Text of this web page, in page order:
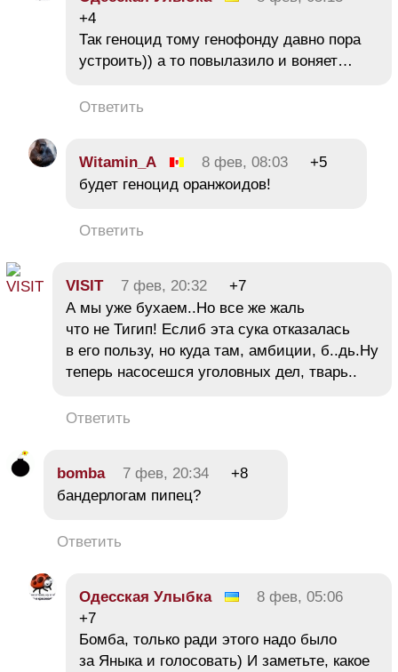
+4
Так геноцид тому генофонду давно пора
устроить)) а то повылазило и воняет…
Ответить
Witamin_A 8 фев, 08:03
+5
будет геноцид оранжоидов!
Ответить
VISIT 7 фев, 20:32
+7
А мы уже бухаем..Но все же жаль
что не Тигип! Еслиб эта сука отказалась
в его пользу, но куда там, амбиции, б..дь.Ну
теперь насосешся уголовных дел, тварь..
Ответить
bomba 7 фев, 20:34
+8
бандерлогам пипец?
Ответить
Одесская Улыбка
8 фев, 05:06
+7
Бомба, только ради этого надо было
за Яныка и голосовать) И заметьте, какое